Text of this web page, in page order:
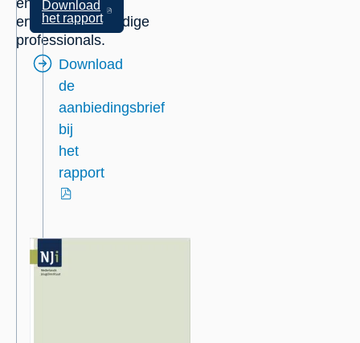
en
ervaringsdeskundige
professionals.
bestelmogelijkheid:
Download
het rapport
externe
link
Download
de
aanbiedingsbrief
bij
het
rapport
link